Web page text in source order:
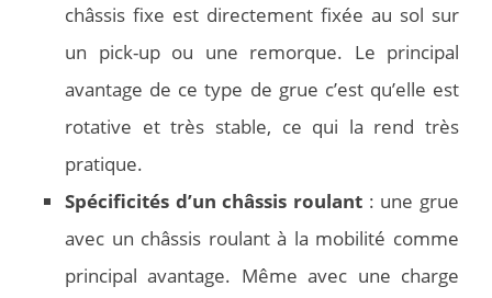
châssis fixe est directement fixée au sol sur
un pick-up ou une remorque. Le principal
avantage de ce type de grue c’est qu’elle est
rotative et très stable, ce qui la rend très
pratique.
Spécificités d’un châssis roulant : une grue
avec un châssis roulant à la mobilité comme
principal avantage. Même avec une charge